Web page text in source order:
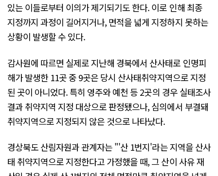
있는 이들로부터 이의가 제기되기도 한다. 이로 인해 최종
지정까지 과정이 길어지거나, 면적을 넓게 지정하지 못하는
상황이 발생할 수 있다.
감사원에 따르면 실제로 지난해 경북에서 산사태로 인명피
해가 발생한 11곳 중 9곳은 당시 산사태취약지역으로 지정
된 곳이 아니었다. 특히 영주와 예천 등 2곳의 경우 실태조사
결과 취약지역 지정 대상으로 판정됐으나, 심의에서 부결돼
취약지역으로 지정되지 않은 것으로 나타났다.
경상북도 산림자원과 관계자는 "'산 1번지'라는 지역을 산사
태 취약지역으로 지정한다고 가정했을 때, 그 산이 사유 재